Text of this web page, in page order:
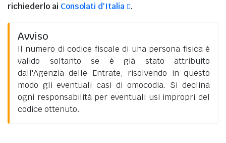
richiederlo ai Consolati d'Italia .
Avviso
Il numero di codice fiscale di una persona fisica è
valido soltanto se è già stato attribuito
dall'Agenzia delle Entrate, risolvendo in questo
modo gli eventuali casi di omocodia. Si declina
ogni responsabilità per eventuali usi impropri del
codice ottenuto.